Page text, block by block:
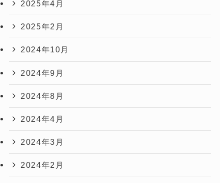
2025年4月
2025年2月
2024年10月
2024年9月
2024年8月
2024年4月
2024年3月
2024年2月